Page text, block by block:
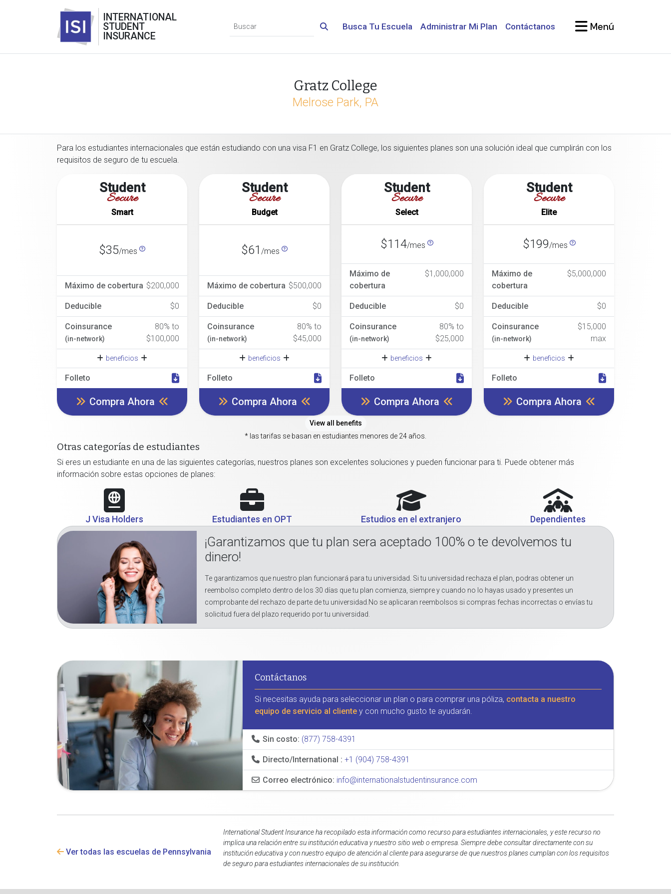
INTERNATIONAL
STUDENT
INSURANCE
Busca Tu Escuela Administrar Mi Plan Contáctanos Menú
Gratz College
Melrose Park, PA
Para los estudiantes internacionales que están estudiando con una visa F1 en Gratz College, los siguientes planes son una solución ideal que cumplirán con los
requisitos de seguro de tu escuela.
Student
Secure
Smart
$35/mes
Máximo de cobertura $200,000
Deducible $0
Coinsurance
(in-network)
80% to
$100,000
beneficios
Folleto
Compra Ahora
Student
Secure
Budget
$61 /mes
Máximo de cobertura $500,000
Deducible $0
Coinsurance
(in-network)
80% to
$45,000
beneficios
Folleto
Compra Ahora
Student
Secure
Select
$114/mes
Máximo de
cobertura
$1,000,000
Deducible $0
Coinsurance
(in-network)
80% to
$25,000
beneficios
Folleto
Compra Ahora
Student
Secure
Elite
$199/mes
Máximo de
cobertura
$5,000,000
Deducible $0
Coinsurance
(in-network)
$15,000
max
beneficios
Folleto
Compra Ahora
View all benefits
* las tarifas se basan en estudiantes menores de 24 años.
Otras categorías de estudiantes
Si eres un estudiante en una de las siguientes categorías, nuestros planes son excelentes soluciones y pueden funcionar para ti. Puede obtener más
información sobre estas opciones de planes:
J Visa Holders Estudiantes en OPT Estudios en el extranjero Dependientes
¡Garantizamos que tu plan sera aceptado 100% o te devolvemos tu
dinero!
Te garantizamos que nuestro plan funcionará para tu universidad. Si tu universidad rechaza el plan, podras obtener un
reembolso completo dentro de los 30 días que tu plan comienza, siempre y cuando no lo hayas usado y presentes un
comprobante del rechazo de parte de tu universidad.No se aplicaran reembolsos si compras fechas incorrectas o envías tu
solicitud fuera del plazo requerido por tu universidad.
Contáctanos
Si necesitas ayuda para seleccionar un plan o para comprar una póliza, contacta a nuestro
equipo de servicio al cliente y con mucho gusto te ayudarán.
Sin costo: (877) 758-4391
Directo/International : +1 (904) 758-4391
Correo electrónico: info@internationalstudentinsurance.com
Ver todas las escuelas de Pennsylvania
International Student Insurance ha recopilado esta información como recurso para estudiantes internacionales, y este recurso no
implica una relación entre su institución educativa y nuestro sitio web o empresa. Siempre debe consultar directamente con su
institución educativa y con nuestro equipo de atención al cliente para asegurarse de que nuestros planes cumplan con los requisitos
de seguro para estudiantes internacionales de su institución.